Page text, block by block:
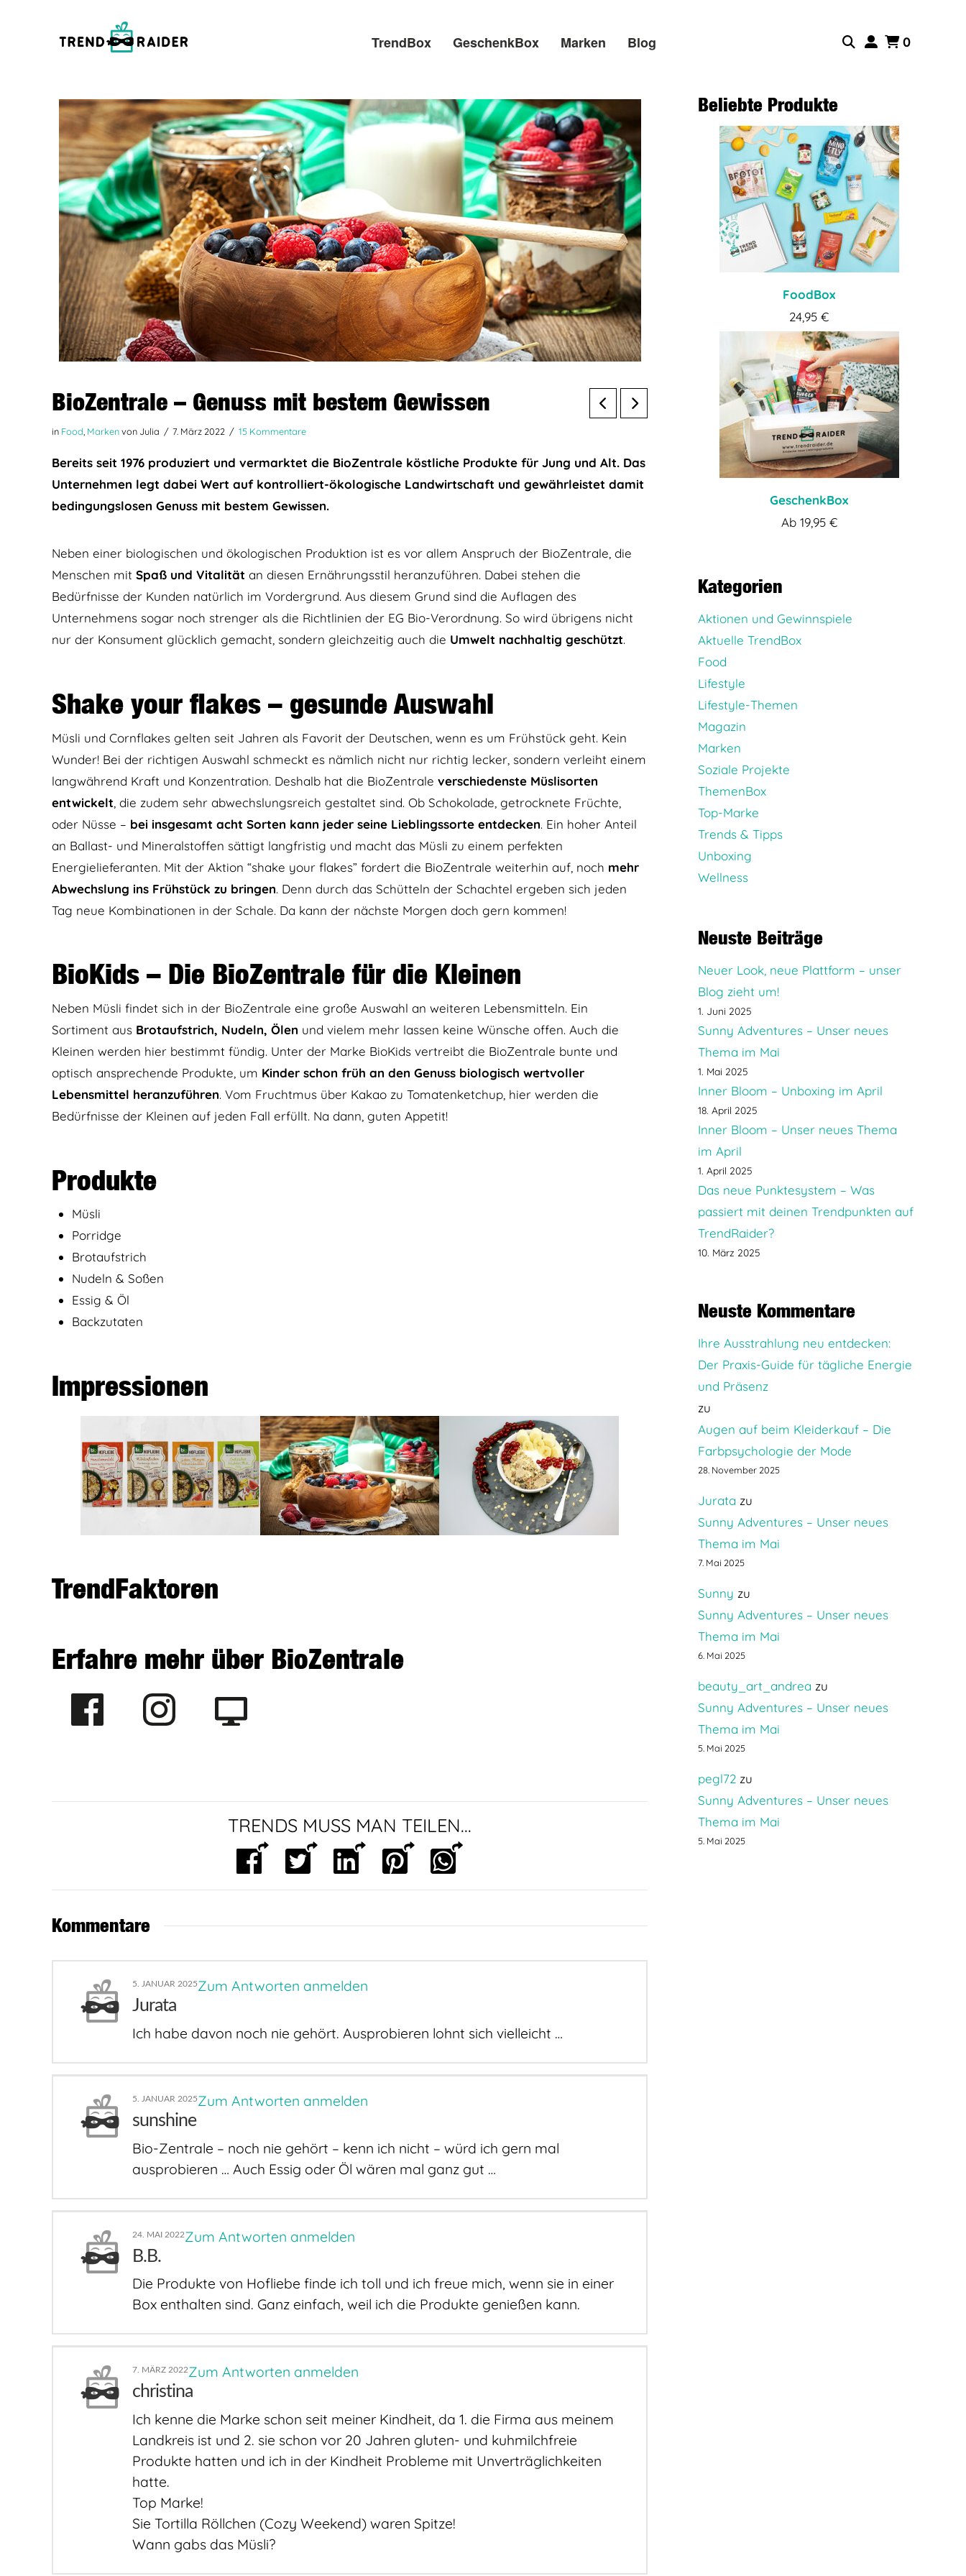
TrendBox GeschenkBox Marken Blog 0
BioZentrale – Genuss mit bestem Gewissen
in Food, Markenvon Julia 7. März 2022 15 Kommentare
Bereits seit 1976 produziert und vermarktet die BioZentrale köstliche Produkte für Jung und Alt. Das
Unternehmen legt dabei Wert auf kontrolliert-ökologische Landwirtschaft und gewährleistet damit
bedingungslosen Genuss mit bestem Gewissen.
Neben einer biologischen und ökologischen Produktion ist es vor allem Anspruch der BioZentrale, die
Menschen mit Spaß und Vitalität an diesen Ernährungsstil heranzuführen. Dabei stehen die
Bedürfnisse der Kunden natürlich im Vordergrund. Aus diesem Grund sind die Auflagen des
Unternehmens sogar noch strenger als die Richtlinien der EG Bio-Verordnung. So wird übrigens nicht
nur der Konsument glücklich gemacht, sondern gleichzeitig auch die Umwelt nachhaltig geschützt.
Shake your flakes – gesunde Auswahl
Müsli und Cornflakes gelten seit Jahren als Favorit der Deutschen, wenn es um Frühstück geht. Kein
Wunder! Bei der richtigen Auswahl schmeckt es nämlich nicht nur richtig lecker, sondern verleiht einem
langwährend Kraft und Konzentration. Deshalb hat die BioZentrale verschiedenste Müslisorten
entwickelt , die zudem sehr abwechslungsreich gestaltet sind. Ob Schokolade, getrocknete Früchte,
oder Nüsse – bei insgesamt acht Sorten kann jeder seine Lieblingssorte entdecken. Ein hoher Anteil
an Ballast- und Mineralstoffen sättigt langfristig und macht das Müsli zu einem perfekten
Energielieferanten. Mit der Aktion “shake your flakes” fordert die BioZentrale weiterhin auf, noch mehr
Abwechslung ins Frühstück zu bringen. Denn durch das Schütteln der Schachtel ergeben sich jeden
Tag neue Kombinationen in der Schale. Da kann der nächste Morgen doch gern kommen!
BioKids – Die BioZentrale für die Kleinen
Neben Müsli findet sich in der BioZentrale eine große Auswahl an weiteren Lebensmitteln. Ein
Sortiment aus Brotaufstrich, Nudeln, Ölen und vielem mehr lassen keine Wünsche offen. Auch die
Kleinen werden hier bestimmt fündig. Unter der Marke BioKids vertreibt die BioZentrale bunte und
optisch ansprechende Produkte, um Kinder schon früh an den Genuss biologisch wertvoller
Lebensmittel heranzuführen. Vom Fruchtmus über Kakao zu Tomatenketchup, hier werden die
Bedürfnisse der Kleinen auf jeden Fall erfüllt. Na dann, guten Appetit!
Produkte
Müsli
Porridge
Brotaufstrich
Nudeln & Soßen
Essig & Öl
Backzutaten
Impressionen
TrendFaktoren
Erfahre mehr über BioZentrale
TRENDS MUSS MAN TEILEN...
Kommentare
5. JANUAR 2025Zum Antworten anmelden
Jurata
Ich habe davon noch nie gehört. Ausprobieren lohnt sich vielleicht …
5. JANUAR 2025Zum Antworten anmelden
sunshine
Bio-Zentrale – noch nie gehört – kenn ich nicht – würd ich gern mal
ausprobieren … Auch Essig oder Öl wären mal ganz gut …
24. MAI 2022Zum Antworten anmelden
B.B.
Die Produkte von Hofliebe finde ich toll und ich freue mich, wenn sie in einer
Box enthalten sind. Ganz einfach, weil ich die Produkte genießen kann.
7. MÄRZ 2022Zum Antworten anmelden
christina
Ich kenne die Marke schon seit meiner Kindheit, da 1. die Firma aus meinem
Landkreis ist und 2. sie schon vor 20 Jahren gluten- und kuhmilchfreie
Produkte hatten und ich in der Kindheit Probleme mit Unverträglichkeiten
hatte.
Top Marke!
Sie Tortilla Röllchen (Cozy Weekend) waren Spitze!
Wann gabs das Müsli?
Beliebte Produkte
FoodBox
24,95 €
GeschenkBox
Ab 19,95 €
Kategorien
Aktionen und Gewinnspiele
Aktuelle TrendBox
Food
Lifestyle
Lifestyle-Themen
Magazin
Marken
Soziale Projekte
ThemenBox
Top-Marke
Trends & Tipps
Unboxing
Wellness
Neuste Beiträge
Neuer Look, neue Plattform – unser
Blog zieht um!
1. Juni 2025
Sunny Adventures – Unser neues
Thema im Mai
1. Mai 2025
Inner Bloom – Unboxing im April
18. April 2025
Inner Bloom – Unser neues Thema
im April
1. April 2025
Das neue Punktesystem – Was
passiert mit deinen Trendpunkten auf
TrendRaider?
10. März 2025
Neuste Kommentare
Ihre Ausstrahlung neu entdecken:
Der Praxis-Guide für tägliche Energie
und Präsenz
zu
Augen auf beim Kleiderkauf – Die
Farbpsychologie der Mode
28. November 2025
Jurata zu
Sunny Adventures – Unser neues
Thema im Mai
7. Mai 2025
Sunny zu
Sunny Adventures – Unser neues
Thema im Mai
6. Mai 2025
beauty_art_andrea zu
Sunny Adventures – Unser neues
Thema im Mai
5. Mai 2025
pegl72 zu
Sunny Adventures – Unser neues
Thema im Mai
5. Mai 2025